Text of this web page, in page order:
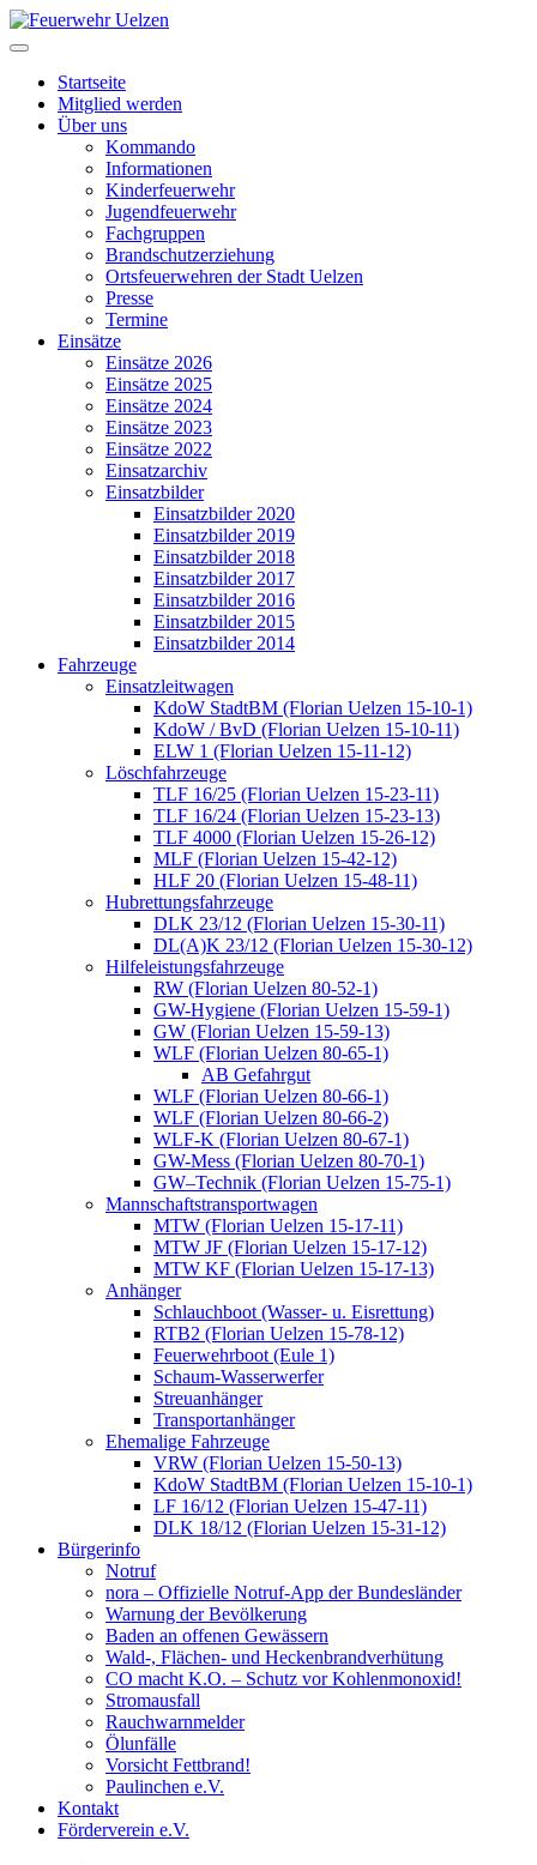
Startseite
Mitglied werden
Über uns
Kommando
Informationen
Kinderfeuerwehr
Jugendfeuerwehr
Fachgruppen
Brandschutzerziehung
Ortsfeuerwehren der Stadt Uelzen
Presse
Termine
Einsätze
Einsätze 2026
Einsätze 2025
Einsätze 2024
Einsätze 2023
Einsätze 2022
Einsatzarchiv
Einsatzbilder
Einsatzbilder 2020
Einsatzbilder 2019
Einsatzbilder 2018
Einsatzbilder 2017
Einsatzbilder 2016
Einsatzbilder 2015
Einsatzbilder 2014
Fahrzeuge
Einsatzleitwagen
KdoW StadtBM (Florian Uelzen 15-10-1)
KdoW / BvD (Florian Uelzen 15-10-11)
ELW 1 (Florian Uelzen 15-11-12)
Löschfahrzeuge
TLF 16/25 (Florian Uelzen 15-23-11)
TLF 16/24 (Florian Uelzen 15-23-13)
TLF 4000 (Florian Uelzen 15-26-12)
MLF (Florian Uelzen 15-42-12)
HLF 20 (Florian Uelzen 15-48-11)
Hubrettungsfahrzeuge
DLK 23/12 (Florian Uelzen 15-30-11)
DL(A)K 23/12 (Florian Uelzen 15-30-12)
Hilfeleistungsfahrzeuge
RW (Florian Uelzen 80-52-1)
GW-Hygiene (Florian Uelzen 15-59-1)
GW (Florian Uelzen 15-59-13)
WLF (Florian Uelzen 80-65-1)
AB Gefahrgut
WLF (Florian Uelzen 80-66-1)
WLF (Florian Uelzen 80-66-2)
WLF-K (Florian Uelzen 80-67-1)
GW-Mess (Florian Uelzen 80-70-1)
GW–Technik (Florian Uelzen 15-75-1)
Mannschaftstransportwagen
MTW (Florian Uelzen 15-17-11)
MTW JF (Florian Uelzen 15-17-12)
MTW KF (Florian Uelzen 15-17-13)
Anhänger
Schlauchboot (Wasser- u. Eisrettung)
RTB2 (Florian Uelzen 15-78-12)
Feuerwehrboot (Eule 1)
Schaum-Wasserwerfer
Streuanhänger
Transportanhänger
Ehemalige Fahrzeuge
VRW (Florian Uelzen 15-50-13)
KdoW StadtBM (Florian Uelzen 15-10-1)
LF 16/12 (Florian Uelzen 15-47-11)
DLK 18/12 (Florian Uelzen 15-31-12)
Bürgerinfo
Notruf
nora – Offizielle Notruf-App der Bundesländer
Warnung der Bevölkerung
Baden an offenen Gewässern
Wald-, Flächen- und Heckenbrandverhütung
CO macht K.O. – Schutz vor Kohlenmonoxid!
Stromausfall
Rauchwarnmelder
Ölunfälle
Vorsicht Fettbrand!
Paulinchen e.V.
Kontakt
Förderverein e.V.